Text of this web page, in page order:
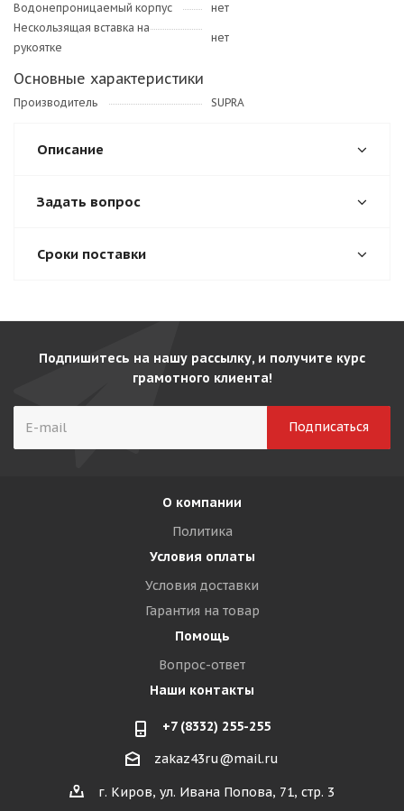
Водонепроницаемый корпус
нет
Нескользящая вставка на
рукоятке
нет
Основные характеристики
Производитель SUPRA
Описание
Задать вопрос
Сроки поставки
Подпишитесь на нашу рассылку, и получите курс
грамотного клиента!
О компании
Политика
Условия оплаты
Условия доставки
Гарантия на товар
Помощь
Вопрос-ответ
Наши контакты
+7 (8332) 255-255
zakaz43ru@mail.ru
г. Киров, ул. Ивана Попова, 71, стр. 3